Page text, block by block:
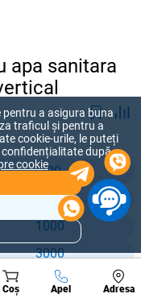
apa sanitara
200
500
1000
3000
Coș Apel Adresa
A suna
populare
de
a asigura buna
traficul și pentru a
cookie-urile, le puteți
după
cookie